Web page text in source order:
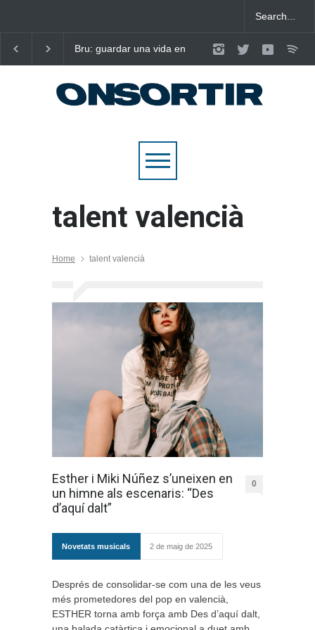
Bru: guardar una vida en
pop emocional
Laura West imposa el
criteri al ritme del
pop de “m’enxules”
talent valencià
Home talent valencià
Esther i Miki Núñez s’uneixen en
un himne als escenaris: “Des
d’aquí dalt”
0
Novetats musicals 2 de maig de 2025
Després de consolidar-se com una de les veus
més prometedores del pop en valencià,
ESTHER torna amb força amb Des d’aquí dalt,